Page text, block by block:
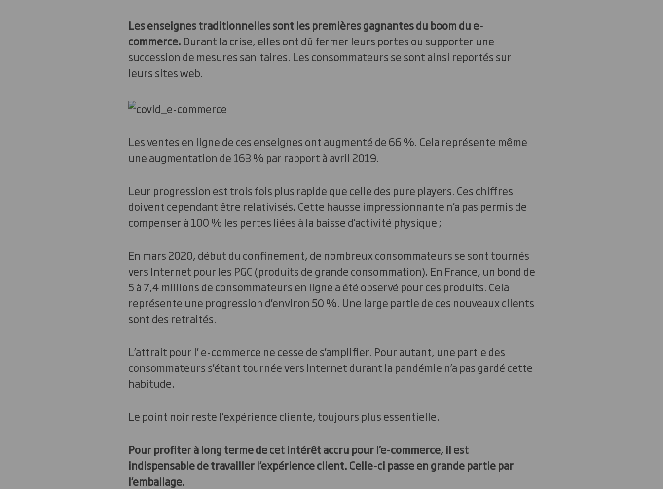
Les enseignes traditionnelles sont les premières gagnantes du boom du e-
commerce. Durant la crise, elles ont dû fermer leurs portes ou supporter une
succession de mesures sanitaires. Les consommateurs se sont ainsi reportés sur
leurs sites web.
Les ventes en ligne de ces enseignes ont augmenté de 66 %. Cela représente même
une augmentation de 163 % par rapport à avril 2019.
Leur progression est trois fois plus rapide que celle des pure players. Ces chiffres
doivent cependant être relativisés. Cette hausse impressionnante n’a pas permis de
compenser à 100 % les pertes liées à la baisse d’activité physique ;
En mars 2020, début du confinement, de nombreux consommateurs se sont tournés
vers Internet pour les PGC (produits de grande consommation). En France, un bond de
5 à 7,4 millions de consommateurs en ligne a été observé pour ces produits. Cela
représente une progression d’environ 50 %. Une large partie de ces nouveaux clients
sont des retraités.
L’attrait pour l’ e-commerce ne cesse de s’amplifier. Pour autant, une partie des
consommateurs s’étant tournée vers Internet durant la pandémie n’a pas gardé cette
habitude.
Le point noir reste l’expérience cliente, toujours plus essentielle.
Pour profiter à long terme de cet intérêt accru pour l’e-commerce, il est
indispensable de travailler l’expérience client. Celle-ci passe en grande partie par
l’emballage.